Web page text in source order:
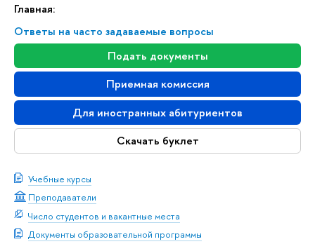
Главная:
Ответы на часто задаваемые вопросы
Подать документы
Приемная комиссия
Для иностранных абитуриентов
Скачать буклет
Учебные курсы
Преподаватели
Число студентов и вакантные места
Документы образовательной программы